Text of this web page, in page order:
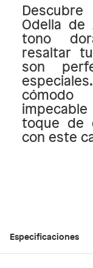
Odella de
tono
resaltar
son
toque de
con este
Especificaciones